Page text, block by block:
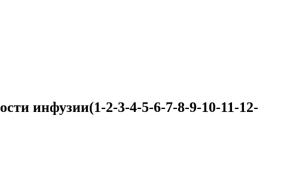
инфузии(1-2-3-4-5-6-7-8-9-10-11-12-